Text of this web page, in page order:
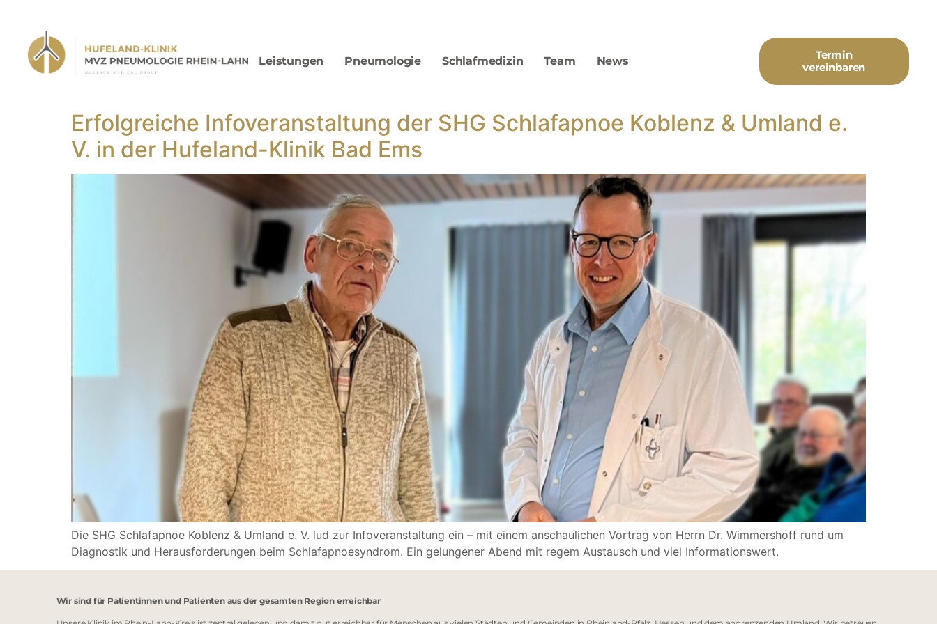
Leistungen Pneumologie Schlafmedizin Team News
Termin
vereinbaren
Erfolgreiche Infoveranstaltung der SHG Schlafapnoe Koblenz & Umland e.
V. in der Hufeland-Klinik Bad Ems
Die SHG Schlafapnoe Koblenz & Umland e. V. lud zur Infoveranstaltung ein – mit einem anschaulichen Vortrag von Herrn Dr. Wimmershoff rund um
Diagnostik und Herausforderungen beim Schlafapnoesyndrom. Ein gelungener Abend mit regem Austausch und viel Informationswert.
Wir sind für Patientinnen und Patienten aus der gesamten Region erreichbar